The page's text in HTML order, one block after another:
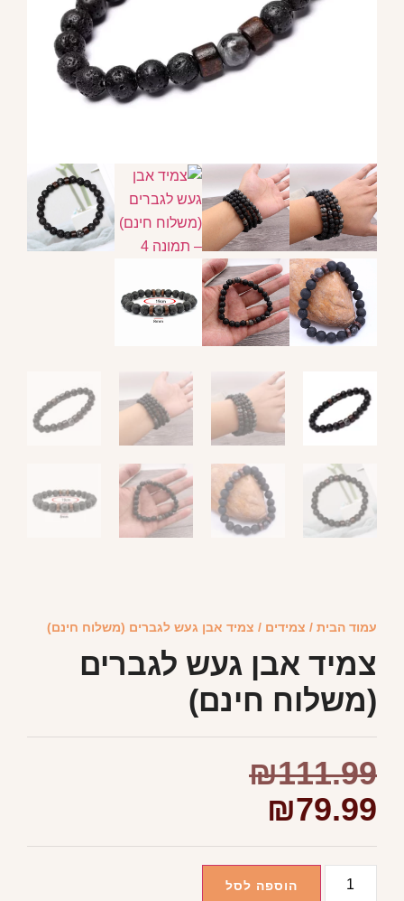
עמוד הבית / צמידים / צמיד אבן געש לגברים (משלוח חינם)
צמיד אבן געש לגברים
(משלוח חינם)
₪111.99
₪79.99
הוספה לסל